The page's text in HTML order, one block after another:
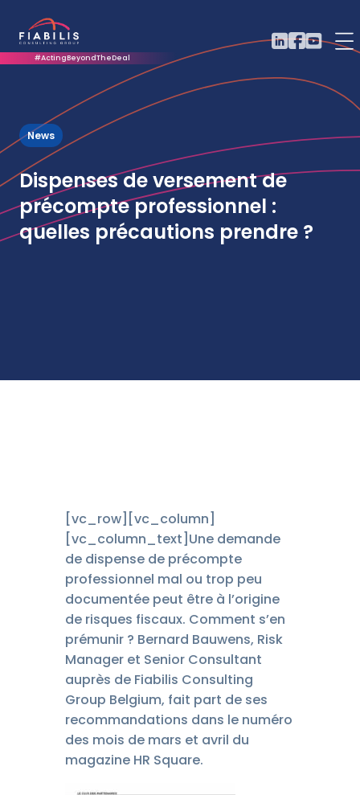
#ActingBeyondTheDeal
News
Dispenses de versement de
précompte professionnel :
quelles précautions prendre ?
[vc_row][vc_column]
[vc_column_text]Une demande
de dispense de précompte
professionnel mal ou trop peu
documentée peut être à l’origine
de risques fiscaux. Comment s’en
prémunir ? Bernard Bauwens, Risk
Manager et Senior Consultant
auprès de Fiabilis Consulting
Group Belgium, fait part de ses
recommandations dans le numéro
des mois de mars et avril du
magazine HR Square.